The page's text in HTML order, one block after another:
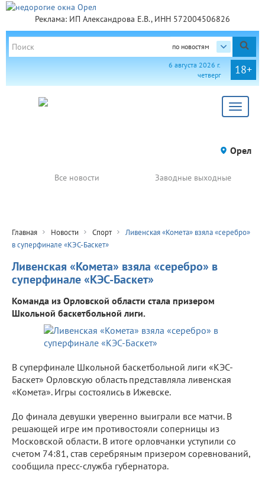
Реклама: ИП Александрова Е.В., ИНН 572004506826
по новостям
18+
6 августа 2026 г.
четверг
Toggle
Орел
Все новости Заводные выходные
Главная Новости Спорт
Ливенская «Комета» взяла «серебро»
в суперфинале «КЭС-Баскет»
Ливенская «Комета» взяла «серебро» в
суперфинале «КЭС-Баскет»
Команда из Орловской области стала призером
Школьной баскетбольной лиги.
В суперфинале Школьной баскетбольной лиги «КЭС-
Баскет» Орловскую область представляла ливенская
«Комета». Игры состоялись в Ижевске.
До финала девушки уверенно выиграли все матчи. В
решающей игре им противостояли соперницы из
Московской области. В итоге орловчанки уступили со
счетом 74:81, став серебряным призером соревнований,
сообщила пресс-служба губернатора.